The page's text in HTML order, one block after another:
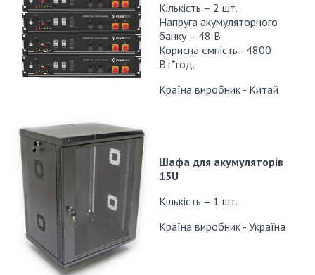
Кількість – 2 шт.
Напруга акумуляторного
банку – 48 В
Корисна ємність - 4800
Вт*год.
Країна виробник - Китай
Шафа для акумуляторів
15U
Кількість – 1 шт.
Країна виробник - Україна